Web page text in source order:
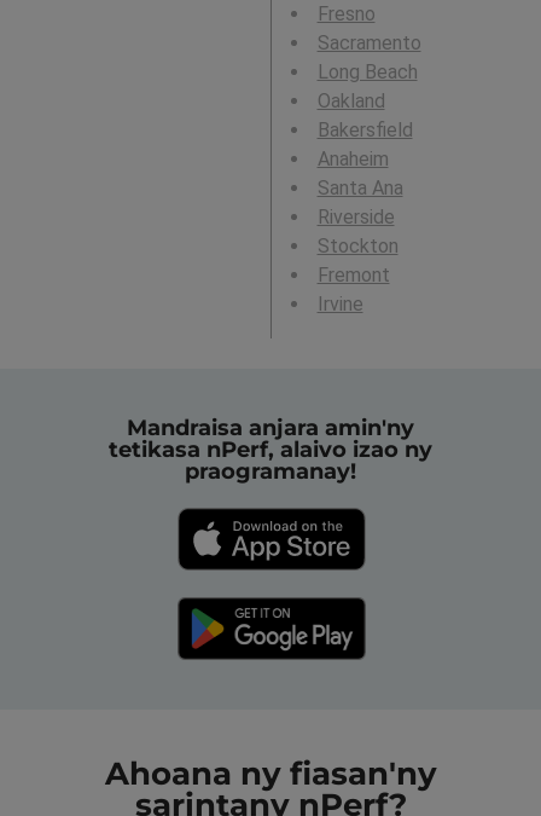
Fresno
Sacramento
Long Beach
Oakland
Bakersfield
Anaheim
Santa Ana
Riverside
Stockton
Fremont
Irvine
Mandraisa anjara amin'ny
tetikasa nPerf, alaivo izao ny
praogramanay!
Ahoana ny fiasan'ny
sarintany nPerf?